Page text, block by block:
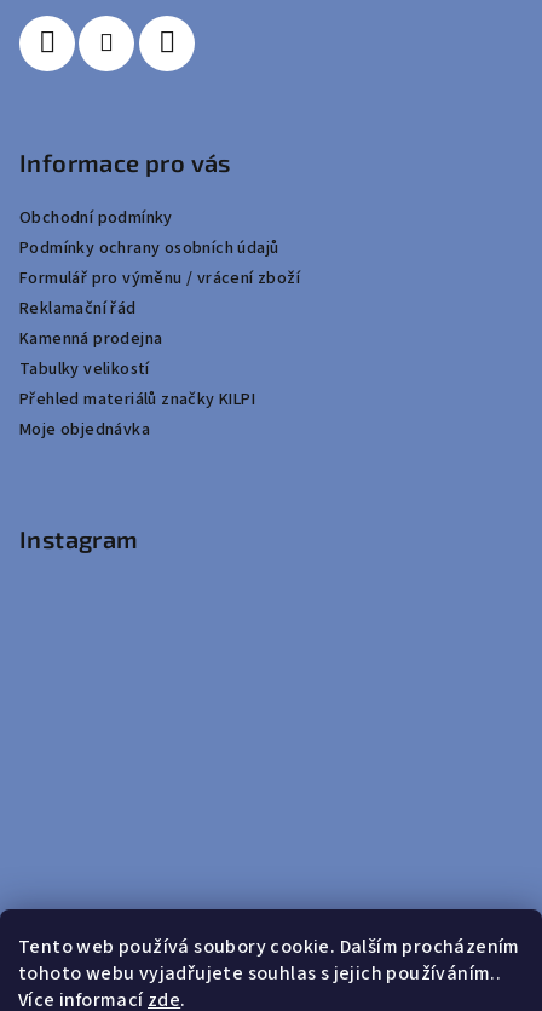
Tento web používá soubory cookie. Dalším procházením
tohoto webu vyjadřujete souhlas s jejich používáním..
Více informacízde.
Informace pro vás
Obchodní podmínky
Podmínky ochrany osobních údajů
Formulář pro výměnu / vrácení zboží
Reklamační řád
Kamenná prodejna
Tabulky velikostí
Přehled materiálů značky KILPI
Moje objednávka
Instagram
Sledovat na Instagramu